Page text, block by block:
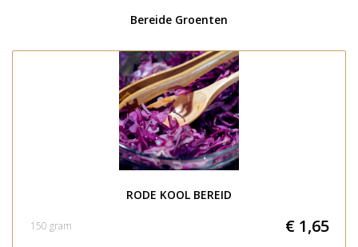
Bereide Groenten
RODE KOOL BEREID
€ 1,65
150 gram